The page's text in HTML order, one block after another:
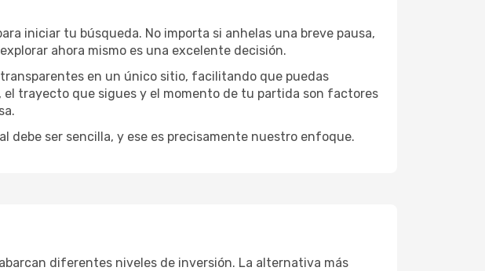
iniciar tu búsqueda. No importa si anhelas una breve pausa,
ahora mismo es una excelente decisión.
en un único sitio, facilitando que puedas
el trayecto que sigues y el momento de tu partida son factores
debe ser sencilla, y ese es precisamente nuestro enfoque.
diferentes niveles de inversión. La alternativa más